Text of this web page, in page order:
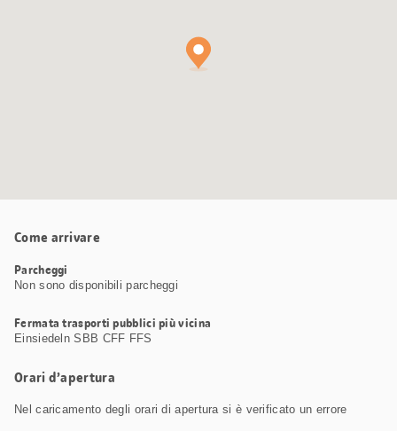
Come arrivare
Parcheggi
Non sono disponibili parcheggi
Fermata trasporti pubblici più vicina
Einsiedeln SBB CFF FFS
Orari d’apertura
Nel caricamento degli orari di apertura si è verificato un errore